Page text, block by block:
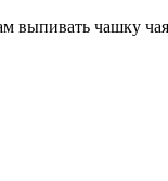
выпивать чашку